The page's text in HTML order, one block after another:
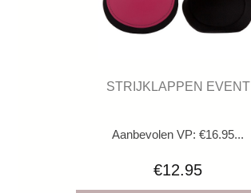
STRIJKLAPPEN EVENT
Aanbevolen VP: €16.95...
€12.95